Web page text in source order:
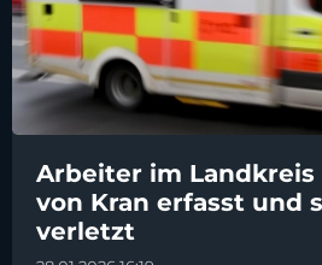
Arbeiter im
von Kran erfasst und
verletzt